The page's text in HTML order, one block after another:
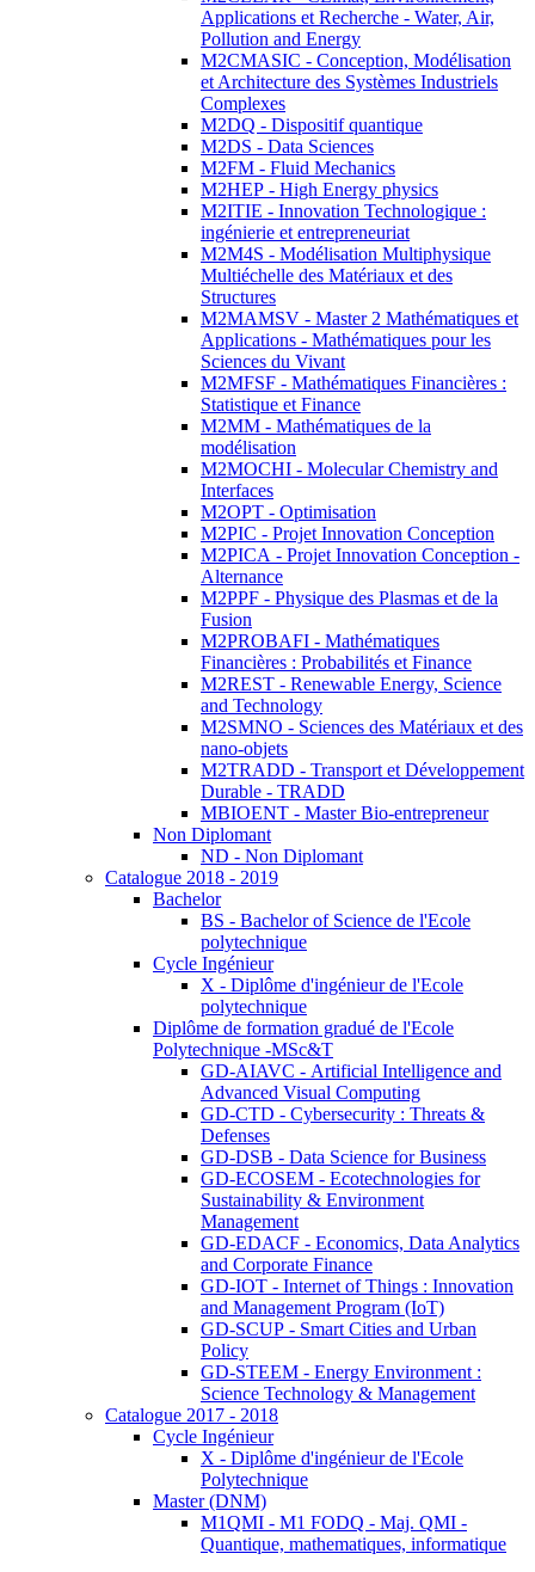
Applications et Recherche - Water, Air,
Pollution and Energy
M2CMASIC - Conception, Modélisation
et Architecture des Systèmes Industriels
Complexes
M2DQ - Dispositif quantique
M2DS - Data Sciences
M2FM - Fluid Mechanics
M2HEP - High Energy physics
M2ITIE - Innovation Technologique :
ingénierie et entrepreneuriat
M2M4S - Modélisation Multiphysique
Multiéchelle des Matériaux et des
Structures
M2MAMSV - Master 2 Mathématiques et
Applications - Mathématiques pour les
Sciences du Vivant
M2MFSF - Mathématiques Financières :
Statistique et Finance
M2MM - Mathématiques de la
modélisation
M2MOCHI - Molecular Chemistry and
Interfaces
M2OPT - Optimisation
M2PIC - Projet Innovation Conception
M2PICA - Projet Innovation Conception -
Alternance
M2PPF - Physique des Plasmas et de la
Fusion
M2PROBAFI - Mathématiques
Financières : Probabilités et Finance
M2REST - Renewable Energy, Science
and Technology
M2SMNO - Sciences des Matériaux et des
nano-objets
M2TRADD - Transport et Développement
Durable - TRADD
MBIOENT - Master Bio-entrepreneur
Non Diplomant
ND - Non Diplomant
Catalogue 2018 - 2019
Bachelor
BS - Bachelor of Science de l'Ecole
polytechnique
Cycle Ingénieur
X - Diplôme d'ingénieur de l'Ecole
polytechnique
Diplôme de formation gradué de l'Ecole
Polytechnique -MSc&T
GD-AIAVC - Artificial Intelligence and
Advanced Visual Computing
GD-CTD - Cybersecurity : Threats &
Defenses
GD-DSB - Data Science for Business
GD-ECOSEM - Ecotechnologies for
Sustainability & Environment
Management
GD-EDACF - Economics, Data Analytics
and Corporate Finance
GD-IOT - Internet of Things : Innovation
and Management Program (IoT)
GD-SCUP - Smart Cities and Urban
Policy
GD-STEEM - Energy Environment :
Science Technology & Management
Catalogue 2017 - 2018
Cycle Ingénieur
X - Diplôme d'ingénieur de l'Ecole
Polytechnique
Master (DNM)
M1QMI - M1 FODQ - Maj. QMI -
Quantique, mathematiques, informatique